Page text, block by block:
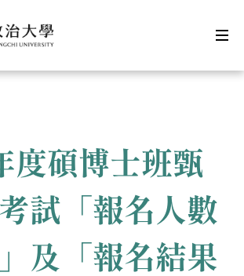
度碩博士班甄
試「報名人數
及「報名結果